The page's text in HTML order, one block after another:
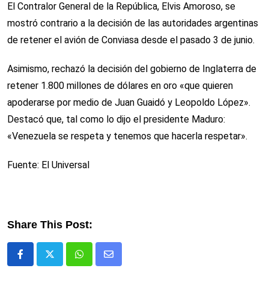
El Contralor General de la República, Elvis Amoroso, se
mostró contrario a la decisión de las autoridades argentinas
de retener el avión de Conviasa desde el pasado 3 de junio.
Asimismo, rechazó la decisión del gobierno de Inglaterra de
retener 1.800 millones de dólares en oro «que quieren
apoderarse por medio de Juan Guaidó y Leopoldo López».
Destacó que, tal como lo dijo el presidente Maduro:
«Venezuela se respeta y tenemos que hacerla respetar».
Fuente: El Universal
Share This Post:
WhatsappComparte